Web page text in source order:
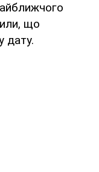
що
дату.